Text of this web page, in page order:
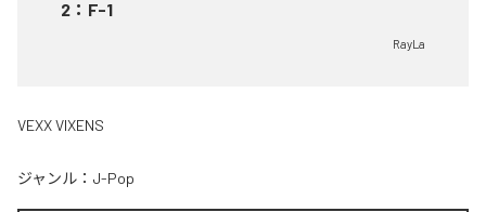
2 ： F-1
RayLa
VEXX VIXENS
ジャンル： J-Pop